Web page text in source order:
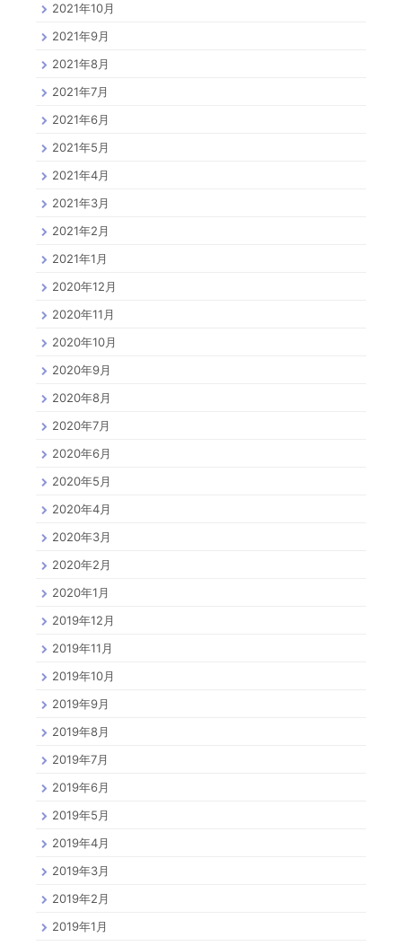
2021年10月
2021年9月
2021年8月
2021年7月
2021年6月
2021年5月
2021年4月
2021年3月
2021年2月
2021年1月
2020年12月
2020年11月
2020年10月
2020年9月
2020年8月
2020年7月
2020年6月
2020年5月
2020年4月
2020年3月
2020年2月
2020年1月
2019年12月
2019年11月
2019年10月
2019年9月
2019年8月
2019年7月
2019年6月
2019年5月
2019年4月
2019年3月
2019年2月
2019年1月